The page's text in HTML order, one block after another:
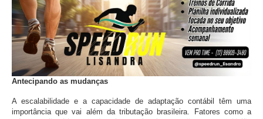
Antecipando as mudanças
A escalabilidade e a capacidade de adaptação contábil têm uma
importância que vai além da tributação brasileira. Fatores como a